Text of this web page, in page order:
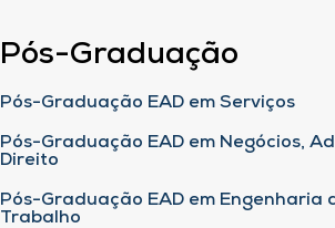
Pós-Graduação
Pós-Graduação EAD em Serviços
Pós-Graduação EAD em Negócios,
Direito
Pós-Graduação EAD em Engenharia
Trabalho